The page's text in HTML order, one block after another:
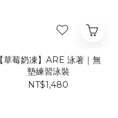
【草莓奶凍】ARE 泳著｜無
墊練習泳裝
NT$1,480